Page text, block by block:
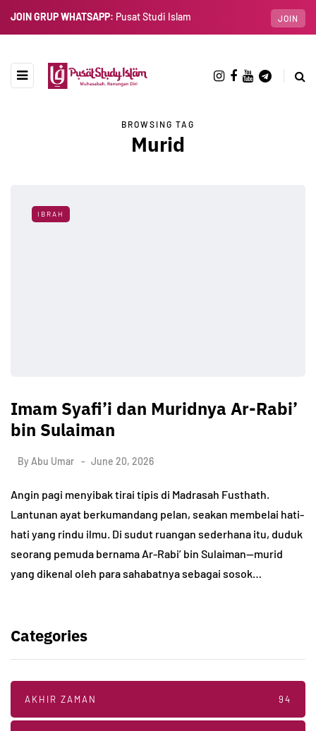
JOIN GRUP WHATSAPP: Pusat Studi Islam JOIN
BROWSING TAG
Murid
IBRAH
Imam Syafi’i dan Muridnya Ar-Rabi’
bin Sulaiman
By Abu Umar June 20, 2026
Angin pagi menyibak tirai tipis di Madrasah Fusthath.
Lantunan ayat berkumandang pelan, seakan membelai hati-
hati yang rindu ilmu. Di sudut ruangan sederhana itu, duduk
seorang pemuda bernama Ar-Rabi’ bin Sulaiman—murid
yang dikenal oleh para sahabatnya sebagai sosok…
Categories
AKHIR ZAMAN 94